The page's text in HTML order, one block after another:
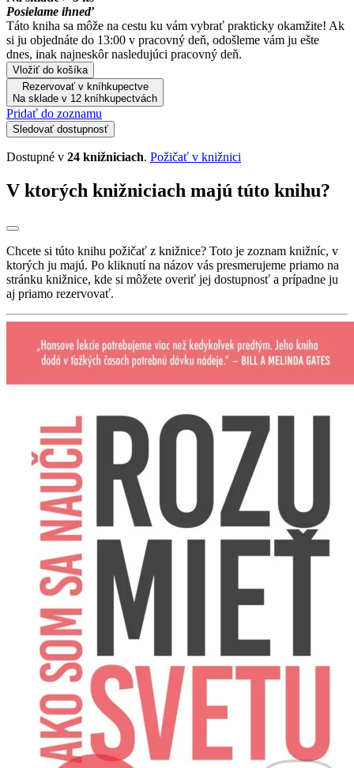
Posielame ihneď
Táto kniha sa môže na cestu ku vám vybrať prakticky okamžite! Ak
si ju objednáte do 13:00 v pracovný deň, odošleme vám ju ešte
dnes, inak najneskôr nasledujúci pracovný deň.
Vložiť do košíka
Rezervovať v kníhkupectve
Na sklade v 12 kníhkupectvách
Pridať do zoznamu
Sledovať dostupnosť
Dostupné v 24 knižniciach. Požičať v knižnici
V ktorých knižniciach majú túto knihu?
Chcete si túto knihu požičať z knižnice? Toto je zoznam knižníc, v
ktorých ju majú. Po kliknutí na názov vás presmerujeme priamo na
stránku knižnice, kde si môžete overiť jej dostupnosť a prípadne ju
aj priamo rezervovať.